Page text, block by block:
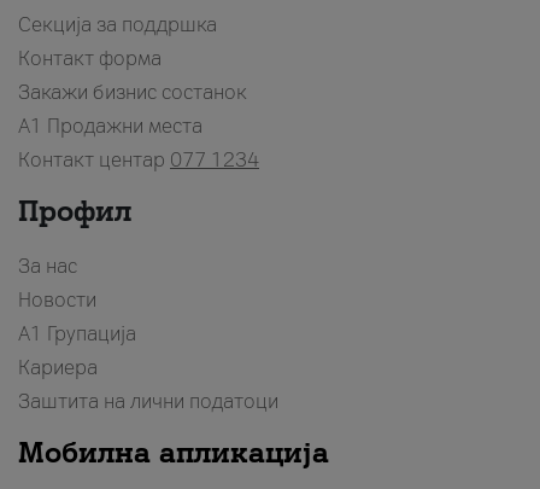
Секција за поддршка
Контакт форма
Закажи бизнис состанок
A1 Продажни места
Контакт центар 077 1234
Профил
За нас
Новости
А1 Групација
Кариера
Заштита на лични податоци
Мобилна апликација